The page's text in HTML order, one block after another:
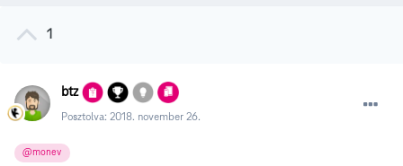
1
btz
Posztolva: 2018. november 26.
@monev